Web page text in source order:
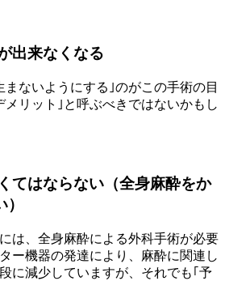
出来なくなる
ないようにする｣のがこの手術の目
メリット｣と呼ぶべきではないかもし
てはならない（全身麻酔をか
は、全身麻酔による外科手術が必要
ー機器の発達により、麻酔に関連し
に減少していますが、それでも｢予